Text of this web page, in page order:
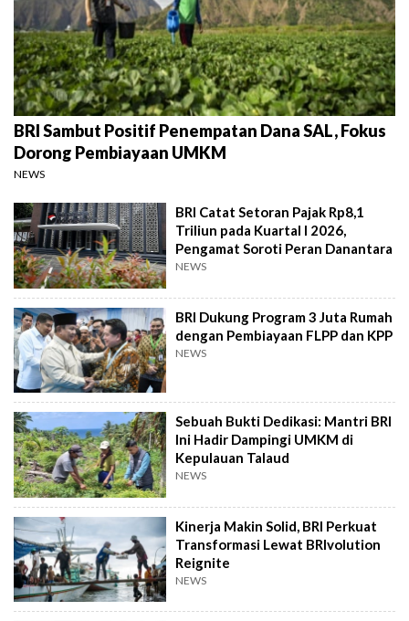
BRI Sambut Positif Penempatan Dana SAL, Fokus
Dorong Pembiayaan UMKM
NEWS
BRI Catat Setoran Pajak Rp8,1
Triliun pada Kuartal I 2026,
Pengamat Soroti Peran Danantara
NEWS
BRI Dukung Program 3 Juta Rumah
dengan Pembiayaan FLPP dan KPP
NEWS
Sebuah Bukti Dedikasi: Mantri BRI
Ini Hadir Dampingi UMKM di
Kepulauan Talaud
NEWS
Kinerja Makin Solid, BRI Perkuat
Transformasi Lewat BRIvolution
Reignite
NEWS